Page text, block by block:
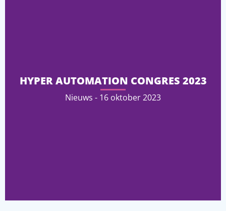
HYPER AUTOMATION CONGRES 2023
Nieuws - 16 oktober 2023